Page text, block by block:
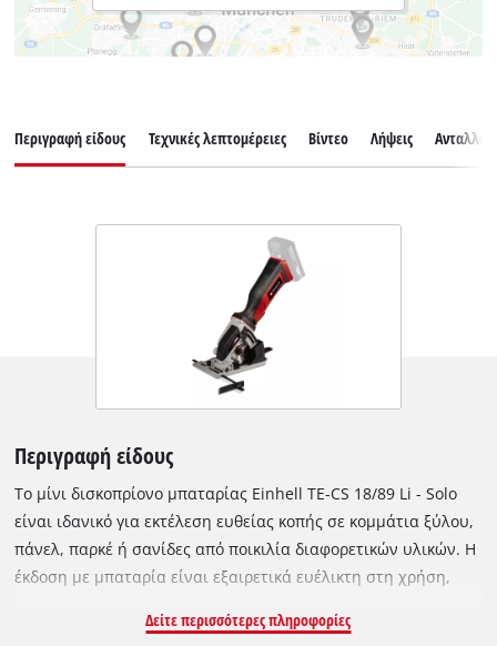
Περιγραφή είδους Τεχνικές λεπτομέρειες Βίντεο Λήψεις
Περιγραφή είδους
Το μίνι δισκοπρίονο μπαταρίας Einhell TE-CS 18/89 Li - Solo
είναι ιδανικό για εκτέλεση ευθείας κοπής σε κομμάτια ξύλου,
πάνελ, παρκέ ή σανίδες από ποικιλία διαφορετικών υλικών. Η
έκδοση με μπαταρία είναι εξαιρετικά ευέλικτη στη χρήση,
και όπου ένα μακρύ καλώδιο επέκτασης θα αποτελούσε
Δείτε περισσότερες πληροφορίες